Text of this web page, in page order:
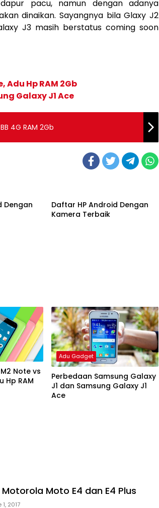
pacu, namun dengan adanya
dinaikan. Sayangnya bila Glaxy J2
J3 masih berstatus coming soon
Adu Hp RAM 2Gb
Galaxy J1 Ace
4G RAM 2Gb
Dengan
Daftar HP Android Dengan
Kamera Terbaik
Note vs
Hp RAM
Adu Gadget
Perbedaan Samsung Galaxy
J1 dan Samsung Galaxy J1
Ace
Moto E4 dan E4 Plus
1, 2017